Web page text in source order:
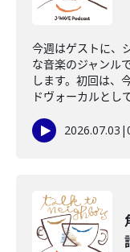
今週はゲストに、
な音楽のジャンル
します。初回は、
ドヴォーカルとし
2026.07.03 |